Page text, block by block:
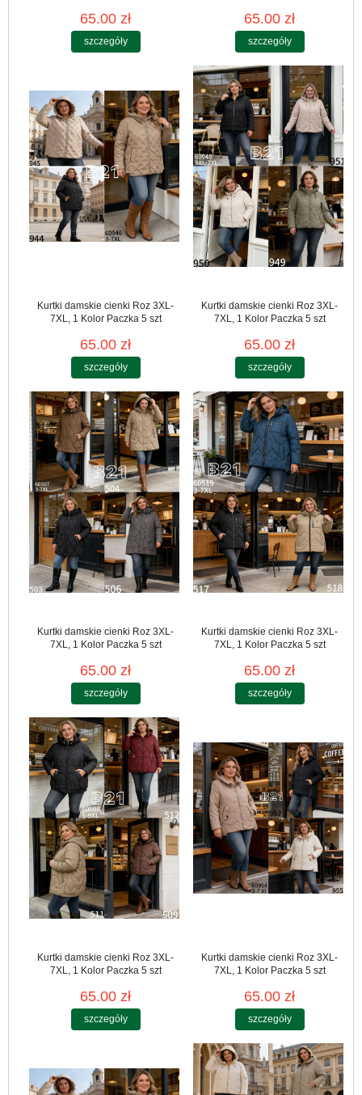
65.00 zł
szczegóły
65.00 zł
szczegóły
Kurtki damskie cienki Roz 3XL-
7XL, 1 Kolor Paczka 5 szt
65.00 zł
szczegóły
Kurtki damskie cienki Roz 3XL-
7XL, 1 Kolor Paczka 5 szt
65.00 zł
szczegóły
Kurtki damskie cienki Roz 3XL-
7XL, 1 Kolor Paczka 5 szt
65.00 zł
szczegóły
Kurtki damskie cienki Roz 3XL-
7XL, 1 Kolor Paczka 5 szt
65.00 zł
szczegóły
Kurtki damskie cienki Roz 3XL-
7XL, 1 Kolor Paczka 5 szt
65.00 zł
szczegóły
Kurtki damskie cienki Roz 3XL-
7XL, 1 Kolor Paczka 5 szt
65.00 zł
szczegóły